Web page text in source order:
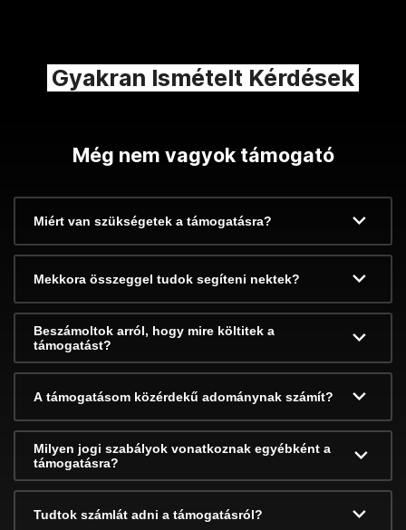
Gyakran Ismételt Kérdések
Még nem vagyok támogató
Miért van szükségetek a támogatásra?
Mekkora összeggel tudok segíteni nektek?
Beszámoltok arról, hogy mire költitek a
támogatást?
A támogatásom közérdekű adománynak számít?
Milyen jogi szabályok vonatkoznak egyébként a
támogatásra?
Tudtok számlát adni a támogatásról?